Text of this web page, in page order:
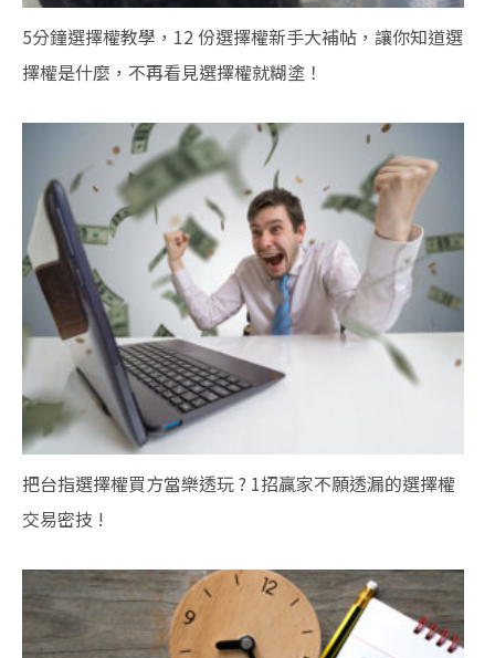
5分鐘選擇權教學，12 份選擇權新手大補帖，讓你知道選
擇權是什麼，不再看見選擇權就糊塗！
把台指選擇權買方當樂透玩 ? 1招贏家不願透漏的選擇權
交易密技 !